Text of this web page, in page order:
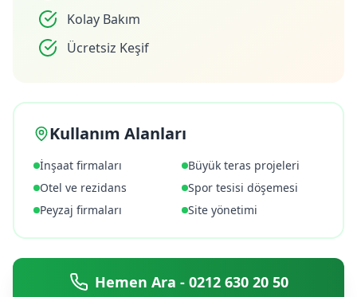
Kolay Bakım
Ücretsiz Keşif
Kullanım Alanları
İnşaat firmaları
Büyük teras projeleri
Otel ve rezidans
Spor tesisi döşemesi
Peyzaj firmaları
Site yönetimi
Hemen Ara - 0212 630 20 50